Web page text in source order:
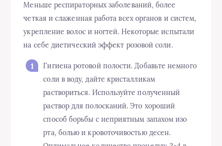
Меньше респираторных заболеваний, более
четкая и слаженная работа всех органов и систем,
укрепление волос и ногтей. Некоторые испытали
на себе диетический эффект розовой соли.
Гигиена ротовой полости. Добавьте немного
соли в воду, дайте кристалликам
раствориться. Используйте полученный
раствор для полосканий. Это хороший
способ борьбы с неприятным запахом изо
рта, болью и кровоточивостью десен.